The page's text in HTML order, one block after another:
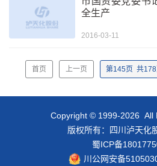
全生产
2016-03-11
首页 上一页 第145页 共178
Copyright © 1999-2026 All
版权所有：四川泸天化
蜀ICP备
川公网安备